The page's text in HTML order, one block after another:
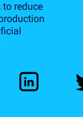
reduce